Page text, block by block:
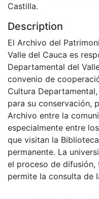
Castilla.
Description
El Archivo del
Valle del Cauca es
Departamental del
convenio de
Cultura
para su conservación,
Archivo entre la
especialmente entre
que visitan la
permanente. La
el proceso de
permite la consulta de